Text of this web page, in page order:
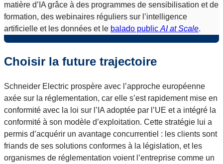
matière d’IA grâce à des programmes de sensibilisation et de
formation, des webinaires réguliers sur l’intelligence
artificielle et les données et le balado public AI at Scale.
Choisir la future trajectoire
Schneider Electric prospère avec l’approche européenne
axée sur la réglementation, car elle s’est rapidement mise en
conformité avec la loi sur l’IA adoptée par l’UE et a intégré la
conformité à son modèle d’exploitation. Cette stratégie lui a
permis d’acquérir un avantage concurrentiel : les clients sont
friands de ses solutions conformes à la législation, et les
organismes de réglementation voient l’entreprise comme un